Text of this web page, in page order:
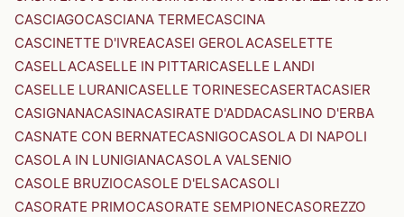
CASCIAGOCASCIANA TERMECASCINA
CASCINETTE D'IVREACASEI GEROLACASELETTE
CASELLACASELLE IN PITTARICASELLE LANDI
CASELLE LURANICASELLE TORINESECASERTACASIER
CASIGNANACASINACASIRATE D'ADDACASLINO D'ERBA
CASNATE CON BERNATECASNIGOCASOLA DI NAPOLI
CASOLA IN LUNIGIANACASOLA VALSENIO
CASOLE BRUZIOCASOLE D'ELSACASOLI
CASORATE PRIMOCASORATE SEMPIONECASOREZZO